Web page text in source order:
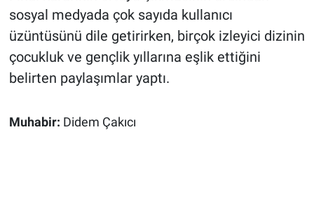
sosyal medyada çok sayıda kullanıcı
üzüntüsünü dile getirirken, birçok izleyici dizinin
çocukluk ve gençlik yıllarına eşlik ettiğini
belirten paylaşımlar yaptı.
Muhabir: Didem Çakıcı